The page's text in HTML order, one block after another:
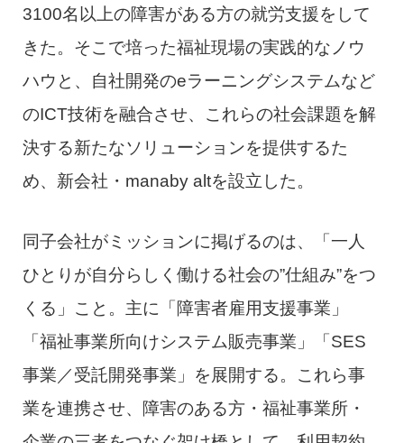
3100名以上の障害がある方の就労支援をして
きた。そこで培った福祉現場の実践的なノウ
ハウと、自社開発のeラーニングシステムなど
のICT技術を融合させ、これらの社会課題を解
決する新たなソリューションを提供するた
め、新会社・manaby altを設立した。
同子会社がミッションに掲げるのは、「一人
ひとりが自分らしく働ける社会の”仕組み”をつ
くる」こと。主に「障害者雇用支援事業」
「福祉事業所向けシステム販売事業」「SES
事業／受託開発事業」を展開する。これら事
業を連携させ、障害のある方・福祉事業所・